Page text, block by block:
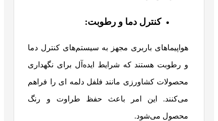
کنترل دما و رطوبت:
هواپیماهای باربری مجهز به سیستم‌های کنترل دما
و رطوبت هستند که شرایط ایده‌آل برای نگهداری
محصولات کشاورزی مانند فلفل دلمه ای را فراهم
می‌کنند. این امر باعث حفظ طراوت و رنگ
محصول می‌شود.